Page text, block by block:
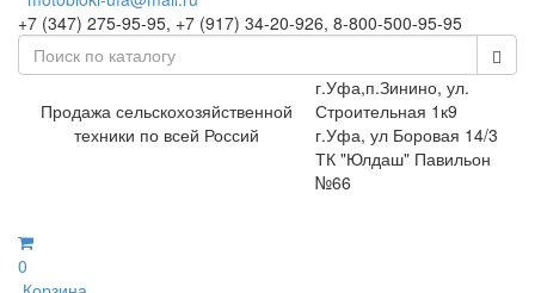
+7 (347) 275-95-95, +7 (917) 34-20-926, 8-800-500-95-95
Продажа сельскохозяйственной
техники по всей Россий
г.Уфа,п.Зинино, ул.
Строительная 1к9
г.Уфа, ул Боровая 14/3
ТК "Юлдаш" Павильон
№66
0